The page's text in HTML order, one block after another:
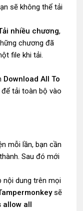
sẽ không thể tải
nhiều chương,
chương đã
file khi tải.
Download All To
tải toàn bộ vào
mỗi lần, bạn cần
Sau đó mới
nội dung trên mọi
sẽ
allow all